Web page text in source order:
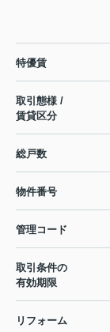
特優賃
取引態様 /
賃貸区分
総戸数
物件番号
管理コード
取引条件の
有効期限
リフォーム